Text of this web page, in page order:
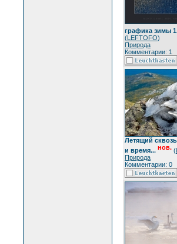
графика зимы
(LEFTOFO)
Природа
Комментарии: 1
Летящий
и время... нов. (
Природа
Комментарии: 0